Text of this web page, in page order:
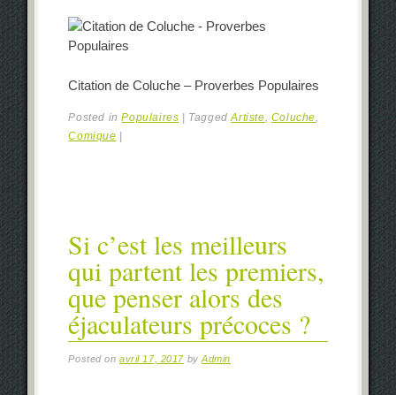
Citation de Coluche – Proverbes Populaires
Posted inPopulaires TaggedArtiste, Coluche,
Comique
Si c’est les meilleurs
qui partent les premiers,
que penser alors des
éjaculateurs précoces ?
Posted onavril 17, 2017 byAdmin